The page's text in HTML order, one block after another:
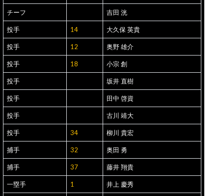
チーフ 吉田 洸
投手 14 大久保 英貴
投手 12 奥野 雄介
投手 18 小宗 創
投手 坂井 直樹
投手 田中 啓資
投手 古川 靖大
投手 34 柳川 貴宏
捕手 32 奥田 勇
捕手 37 藤井 翔貴
一塁手 1 井上 慶秀